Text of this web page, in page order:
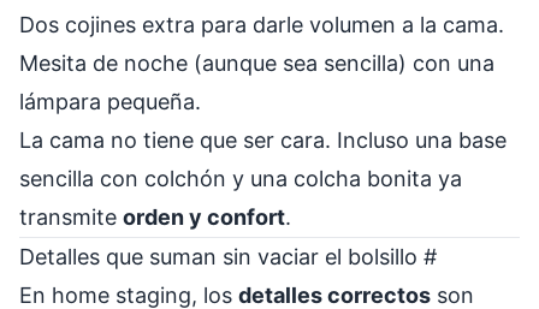
Dos cojines extra para darle volumen a la cama.
Mesita de noche (aunque sea sencilla) con una
lámpara pequeña.
La cama no tiene que ser cara. Incluso una base
sencilla con colchón y una colcha bonita ya
transmite orden y confort.
Detalles que suman sin vaciar el bolsillo #
En home staging, los detalles correctos son